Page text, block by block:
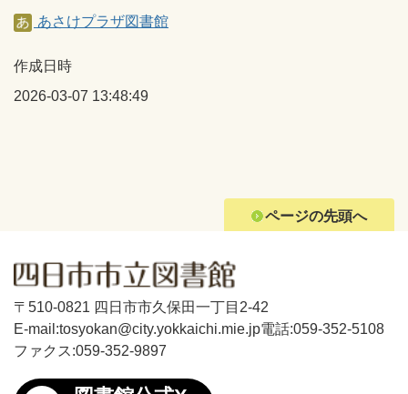
あさけプラザ図書館
作成日時
2026-03-07 13:48:49
ページの先頭へ
〒510-0821 四日市市久保田一丁目2-42
E-mail:tosyokan@city.yokkaichi.mie.jp電話:059-352-5108
ファクス:059-352-9897